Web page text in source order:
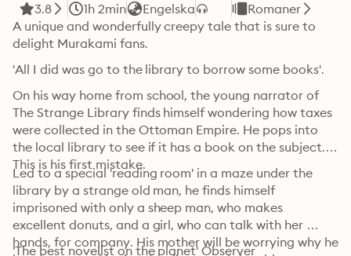
3.8 1h 2min Engelska
Romaner
A unique and wonderfully creepy tale that is sure to
delight Murakami fans.
'All I did was go to the library to borrow some books'.
On his way home from school, the young narrator of
The Strange Library finds himself wondering how taxes
were collected in the Ottoman Empire. He pops into
the local library to see if it has a book on the subject.
This is his first mistake.
Led to a special 'reading room' in a maze under the
library by a strange old man, he finds himself
imprisoned with only a sheep man, who makes
excellent donuts, and a girl, who can talk with her
hands, for company. His mother will be worrying why he
'The best novelist on the planet' Observer